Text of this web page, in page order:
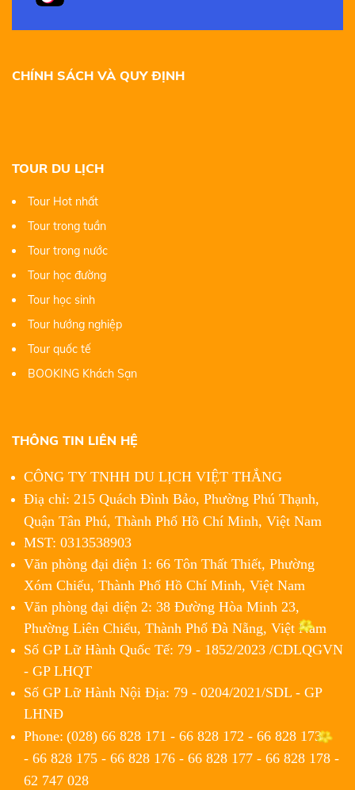
CHÍNH SÁCH VÀ QUY ĐỊNH
TOUR DU LỊCH
Tour Hot nhất
Tour trong tuần
Tour trong nước
Tour học đường
Tour học sinh
Tour hướng nghiệp
Tour quốc tế
BOOKING Khách Sạn
THÔNG TIN LIÊN HỆ
CÔNG TY TNHH DU LỊCH VIỆT THẮNG
Điạ chỉ: 215 Quách Đình Bảo, Phường Phú Thạnh,
Quận Tân Phú, Thành Phố Hồ Chí Minh, Việt Nam
MST: 0313538903
Văn phòng đại diện 1: 66 Tôn Thất Thiết, Phường
Xóm Chiếu, Thành Phố Hồ Chí Minh, Việt Nam
Văn phòng đại diện 2: 38 Đường Hòa Minh 23,
Phường Liên Chiểu, Thành Phố Đà Nẵng, Việt Nam
Số GP Lữ Hành Quốc Tế: 79 - 1852/2023 /CDLQGVN
- GP LHQT
Số GP Lữ Hành Nội Địa: 79 - 0204/2021/SDL - GP
LHNĐ
Phone: (028) 66 828 171 - 66 828 172 - 66 828 173
- 66 828 175 - 66 828 176 - 66 828 177 - 66 828 178 -
62 747 028